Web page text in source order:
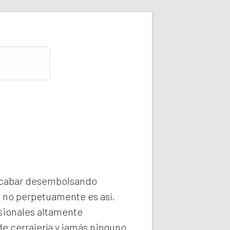
desembolsando
perpetuamente es así.
altamente
cerrajería y jamás ninguno